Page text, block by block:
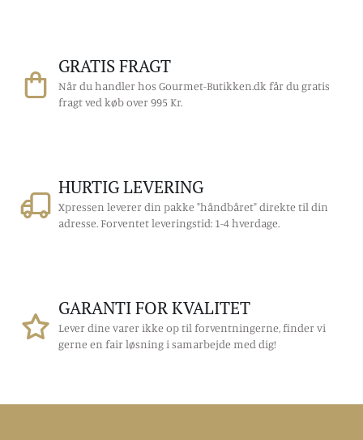
GRATIS FRAGT
Når du handler hos Gourmet-Butikken.dk får du gratis
fragt ved køb over 995 Kr.
HURTIG LEVERING
Xpressen leverer din pakke "håndbåret" direkte til din
adresse. Forventet leveringstid: 1-4 hverdage.
GARANTI FOR KVALITET
Lever dine varer ikke op til forventningerne, finder vi
gerne en fair løsning i samarbejde med dig!